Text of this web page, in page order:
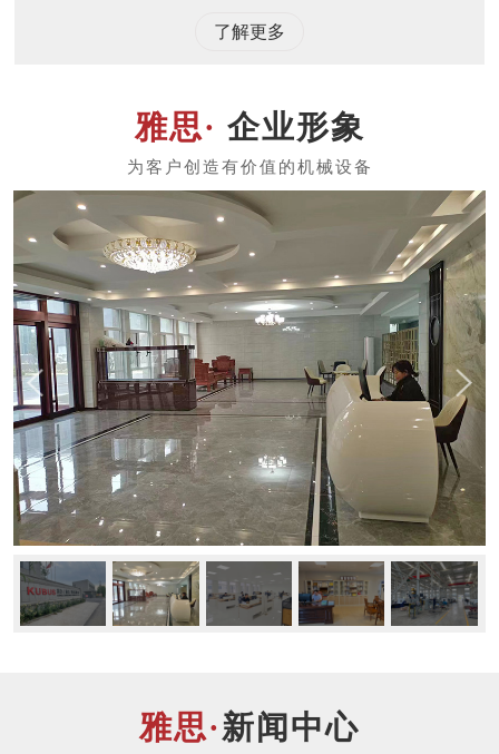
了解更多
企业形象
新闻中心